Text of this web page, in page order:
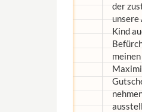
der
unsere
Kind